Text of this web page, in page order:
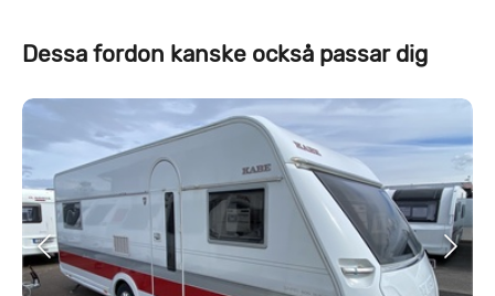
Dessa fordon kanske också passar dig